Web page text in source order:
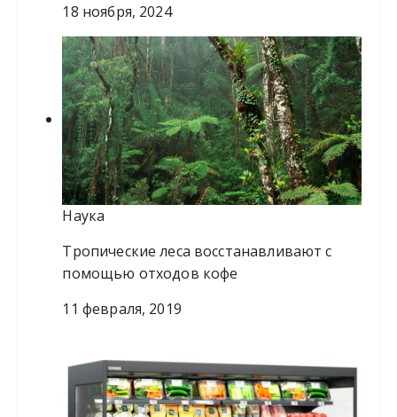
18 ноября, 2024
Наука
Тропические леса восстанавливают с
помощью отходов кофе
11 февраля, 2019